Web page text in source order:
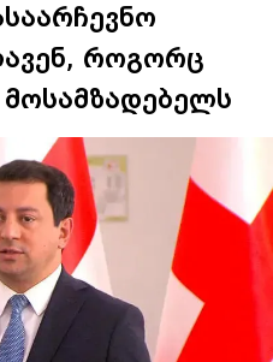
როგორც